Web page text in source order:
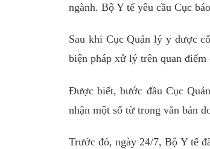
ngành. Bộ Y tế yêu cầu Cục
Sau khi Cục Quản lý y dược
biện pháp xử lý trên quan
Được biết, bước đầu Cục
nhận một số từ trong văn bản
Trước đó, ngày 24/7, Bộ Y tế